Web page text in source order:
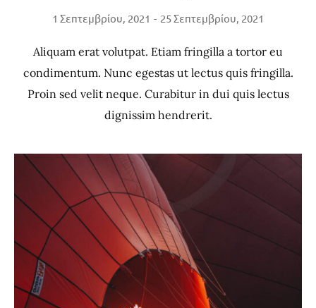
1 Σεπτεμβρίου, 2021 25 Σεπτεμβρίου, 2021
Aliquam erat volutpat. Etiam fringilla a tortor eu
condimentum. Nunc egestas ut lectus quis fringilla.
Proin sed velit neque. Curabitur in dui quis lectus
dignissim hendrerit.